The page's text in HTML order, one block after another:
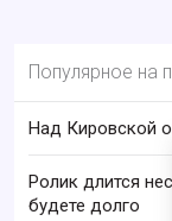
Популярное на
Над Кировской
Ролик длится
будете долго